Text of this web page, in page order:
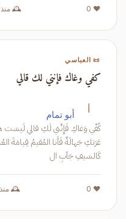
❤️ 0 🕰️ منذ 1,200 عام
📜 العباسي
كفي وغاك فإنني لك قالي
أ أبو تمام
كَالسَيفِ جَأبِ ال
❤️ 0 🕰️ منذ 1,181 عام